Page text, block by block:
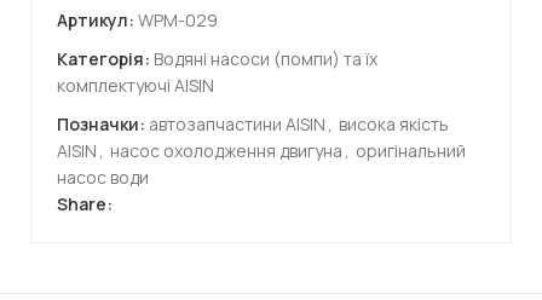
Артикул: WPM-029
Категорія: Водяні насоси (помпи) та їх
комплектуючі AISIN
Позначки: автозапчастини AISIN , висока якість
AISIN , насос охолодження двигуна , оригінальний
насос води
Share: